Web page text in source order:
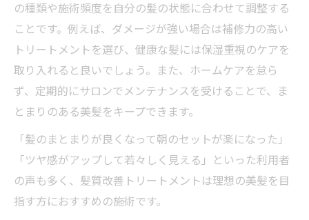
の種類や施術頻度を自分の髪の状態に合わせて調整する
ことです。例えば、ダメージが強い場合は補修力の高い
トリートメントを選び、健康な髪には保湿重視のケアを
取り入れると良いでしょう。また、ホームケアを怠ら
ず、定期的にサロンでメンテナンスを受けることで、ま
とまりのある美髪をキープできます。
「髪のまとまりが良くなって朝のセットが楽になった」
「ツヤ感がアップして若々しく見える」といった利用者
の声も多く、髪質改善トリートメントは理想の美髪を目
指す方におすすめの施術です。